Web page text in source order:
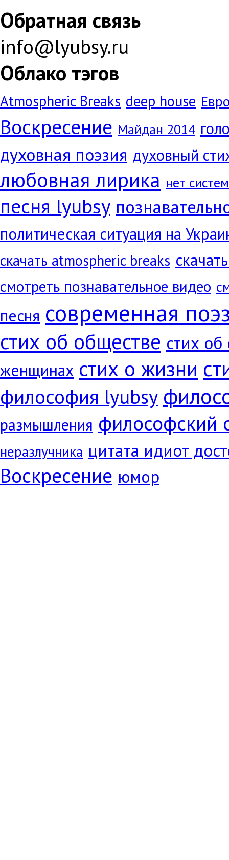
Обратная связь
info@lyubsy.ru
Облако тэгов
Atmospheric Breaks deep house
Воскресение Майдан 2014
духовная поэзия духовный
любовная лирика нет
песня lyubsy
политическая ситуация на
скачать atmospheric breaks
смотреть познавательное видео
песня современная
стих об обществе стих
женщинах стих о жизни
философия lyubsy
размышления философский
неразлучника цитата идиот
Воскресение юмор